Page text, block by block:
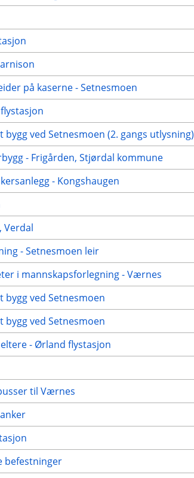
på kaserne - Setnesmoen
ved Setnesmoen (2. gangs utlysning)
- Frigården, Stjørdal kommune
- Kongshaugen
Verdal
- Setnesmoen leir
i mannskapsforlegning - Værnes
bygg ved Setnesmoen
bygg ved Setnesmoen
- Ørland flystasjon
til Værnes
befestninger